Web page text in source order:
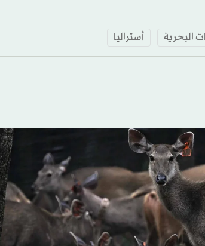
البحرية أستراليا